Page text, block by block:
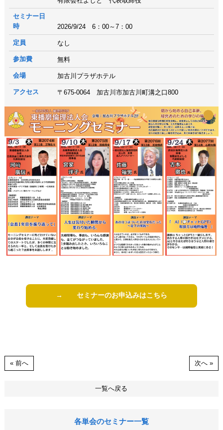
セミナー日
時
2026/9/24 6：00～7：00
定員 なし
参加費 無料
会場 加古川プラザホテル
アクセス 〒675-0064 加古川市加古川町溝之口800
→ セミナーのお申込みはこちら
« 前へ 次へ »
一覧へ戻る
各単会のセミナー一覧